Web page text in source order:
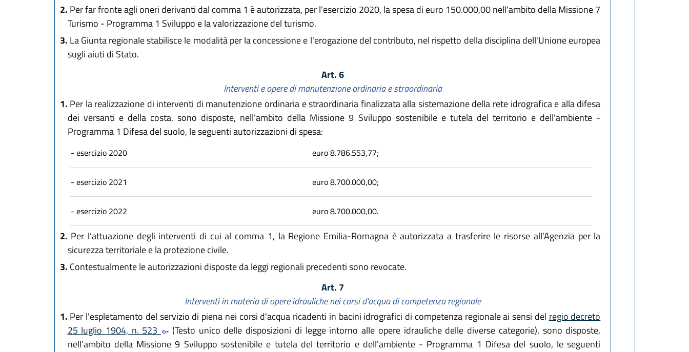
2. Per far fronte agli oneri derivanti dal comma 1 è autorizzata, per l'esercizio 2020, la spesa di euro 150.000,00 nell'ambito della Missione 7
Turismo - Programma 1 Sviluppo e la valorizzazione del turismo.
3. La Giunta regionale stabilisce le modalità per la concessione e l'erogazione del contributo, nel rispetto della disciplina dell'Unione europea
sugli aiuti di Stato.
Art. 6
Interventi e opere di manutenzione ordinaria e straordinaria
1. Per la realizzazione di interventi di manutenzione ordinaria e straordinaria finalizzata alla sistemazione della rete idrografica e alla difesa
dei versanti e della costa, sono disposte, nell’ambito della Missione 9 Sviluppo sostenibile e tutela del territorio e dell'ambiente -
Programma 1 Difesa del suolo, le seguenti autorizzazioni di spesa:
- esercizio 2020 euro 8.786.553,77;
- esercizio 2021 euro 8.700.000,00;
- esercizio 2022 euro 8.700.000,00.
2. Per l’attuazione degli interventi di cui al comma 1, la Regione Emilia-Romagna è autorizzata a trasferire le risorse all’Agenzia per la
sicurezza territoriale e la protezione civile.
3. Contestualmente le autorizzazioni disposte da leggi regionali precedenti sono revocate.
Art. 7
Interventi in materia di opere idrauliche nei corsi d'acqua di competenza regionale
1. Per l'espletamento del servizio di piena nei corsi d'acqua ricadenti in bacini idrografici di competenza regionale ai sensi del regio decreto
25 luglio 1904, n. 523
(Testo unico delle disposizioni di legge intorno alle opere idrauliche delle diverse categorie), sono disposte,
nell'ambito della Missione 9 Sviluppo sostenibile e tutela del territorio e dell'ambiente - Programma 1 Difesa del suolo, le seguenti